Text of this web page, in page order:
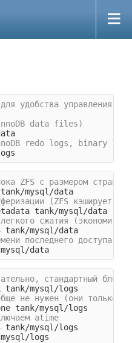
удобства управления
data files)
redo logs, binary
ZFS с размером
(ZFS кэширует
сжатия (экономит
последнего доступа
стандартный блок
не нужен (они только
atime
tank/mysql/logs